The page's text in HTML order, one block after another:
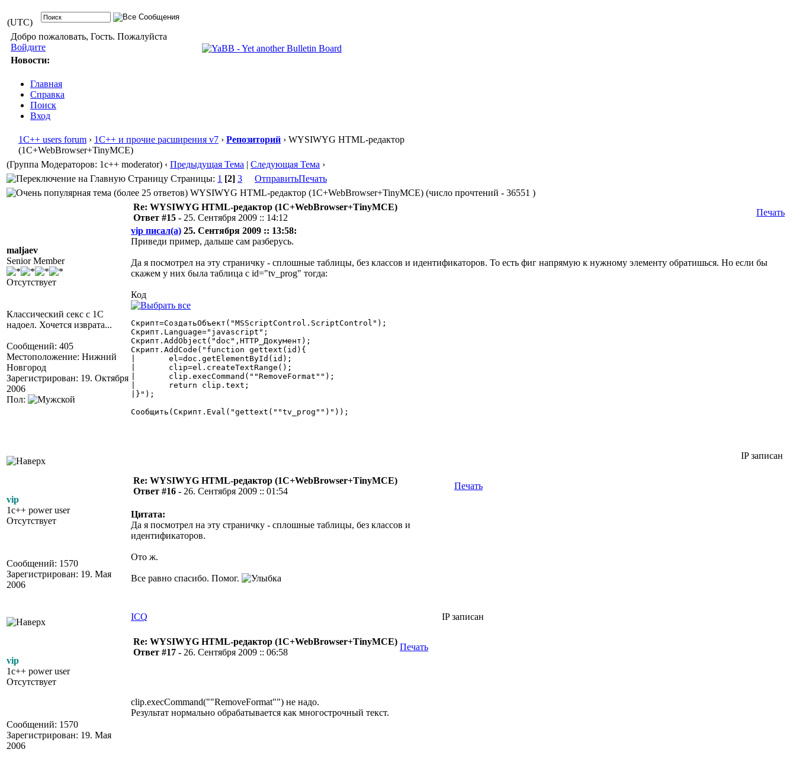
(UTC)
Добро пожаловать, Гость. Пожалуйста
Войдите
Новости:
Главная
Справка
Поиск
Вход
1С++ users forum › 1С++ и прочие расширения v7 › Репозиторий › WYSIWYG HTML-редактор
(1С+WebBrowser+TinyMCE)
(Группа Модераторов: 1c++ moderator) ‹ Предыдущая Тема | Следующая Тема ›
Страницы: 1 [2] 3 ОтправитьПечать
WYSIWYG HTML-редактор (1С+WebBrowser+TinyMCE) (число прочтений - 36551 )
maljaev
Senior Member
Отсутствует
Классический секс с 1С
надоел. Хочется изврата...
Сообщений: 405
Местоположение: Нижний
Новгород
Зарегистрирован: 19. Октября
2006
Пол:
Re: WYSIWYG HTML-редактор (1С+WebBrowser+TinyMCE)
Ответ #15 - 25. Сентября 2009 :: 14:12
Печать
vip писал(а) 25. Сентября 2009 :: 13:58:
Приведи пример, дальше сам разберусь.
Да я посмотрел на эту страничку - сплошные таблицы, без классов и идентификаторов. То есть фиг напрямую к нужному элементу обратишься. Но если бы
скажем у них была таблица с id="tv_prog" тогда:
Код
Скрипт=СоздатьОбъект("MSScriptControl.ScriptControl");
Скрипт.Language="javascript";
Скрипт.AddObject("doc",HTTP_Документ);
Скрипт.AddCode("function gettext(id){
|}");
Сообщить(Скрипт.Eval("gettext(""tv_prog"")"));
IP записан
vip
1c++ power user
Отсутствует
Сообщений: 1570
Зарегистрирован: 19. Мая
2006
Re: WYSIWYG HTML-редактор (1С+WebBrowser+TinyMCE)
Ответ #16 - 26. Сентября 2009 :: 01:54
Печать
Цитата:
Да я посмотрел на эту страничку - сплошные таблицы, без классов и
идентификаторов.
Ото ж.
Все равно спасибо. Помог.
ICQ IP записан
vip
1c++ power user
Отсутствует
Сообщений: 1570
Зарегистрирован: 19. Мая
2006
Re: WYSIWYG HTML-редактор (1С+WebBrowser+TinyMCE)
Ответ #17 - 26. Сентября 2009 :: 06:58
Печать
clip.execCommand(""RemoveFormat"") не надо.
Результат нормально обрабатывается как многострочный текст.